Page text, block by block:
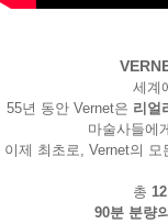
페이코
세계
55년 동안 Vernet은 리얼
마술사들에
이제 최초로, Vernet의
총
90분 분량